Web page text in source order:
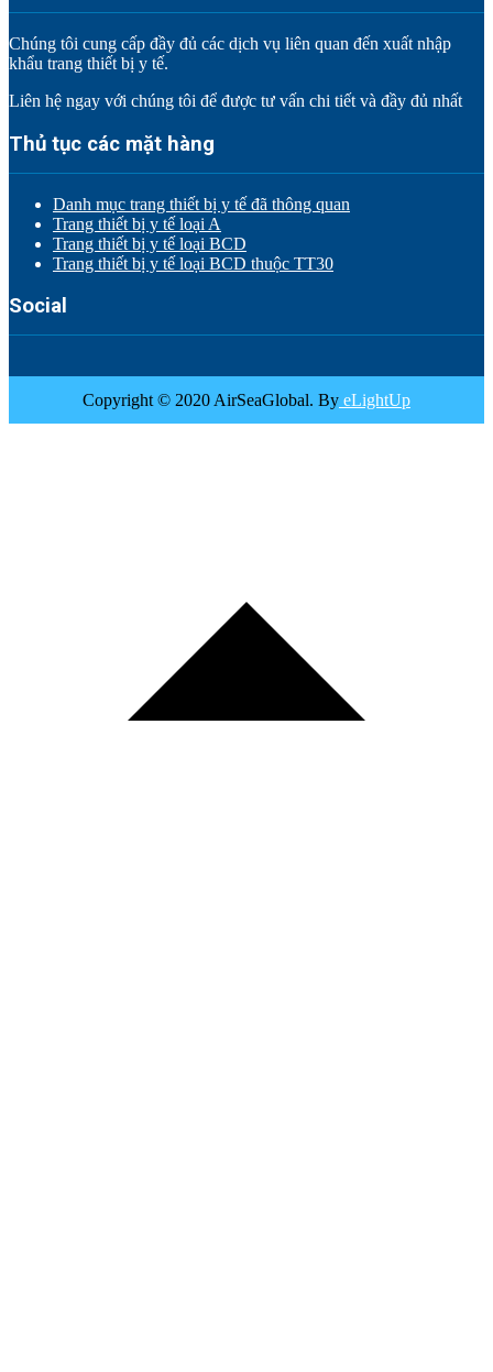
Chúng tôi cung cấp đầy đủ các dịch vụ liên quan đến xuất nhập
khẩu trang thiết bị y tế.
Liên hệ ngay với chúng tôi để được tư vấn chi tiết và đầy đủ nhất
Thủ tục các mặt hàng
Danh mục trang thiết bị y tế đã thông quan
Trang thiết bị y tế loại A
Trang thiết bị y tế loại BCD
Trang thiết bị y tế loại BCD thuộc TT30
Social
Copyright © 2020 AirSeaGlobal. By eLightUp